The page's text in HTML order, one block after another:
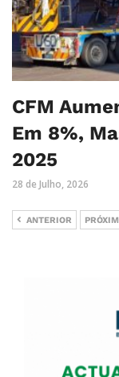
CFM
Em 8%,
2025
28 de Julho, 2026
ANTERIOR